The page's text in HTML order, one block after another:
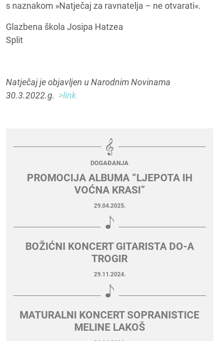
s naznakom »Natječaj za ravnatelja – ne otvarati«.
Glazbena škola Josipa Hatzea
Split
Natječaj je objavljen u Narodnim Novinama
30.3.2022.g. >link
DOGAĐANJA
PROMOCIJA ALBUMA “LJEPOTA IH
VOĆNA KRASI”
29.04.2025.
BOŽIĆNI KONCERT GITARISTA DO-A
TROGIR
29.11.2024.
MATURALNI KONCERT SOPRANISTICE
MELINE LAKOŠ